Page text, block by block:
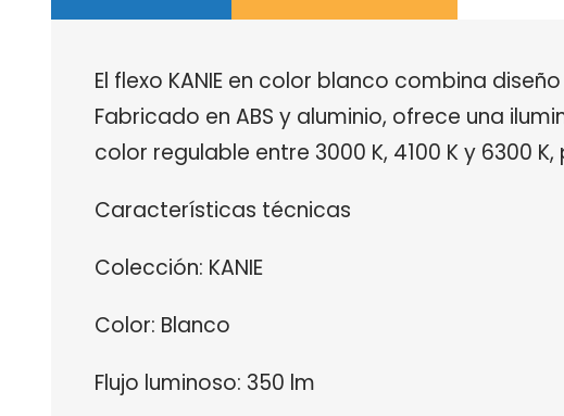
El flexo KANIE en color blanco combina
Fabricado en ABS y aluminio, ofrece una
color regulable entre 3000 K, 4100 K y 6300
Características técnicas
Colección: KANIE
Color: Blanco
Flujo luminoso: 350 lm